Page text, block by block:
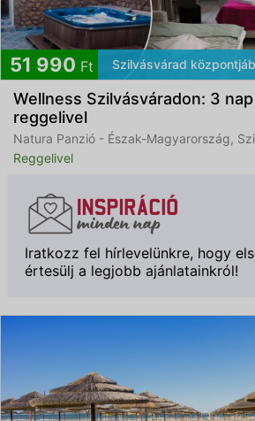
51 990 Ft Szilvásvárad
Wellness Szilvásváradon: 3
reggelivel
Natura Panzió - Észak-Magyarország,
Reggelivel
Iratkozz fel hírlevelünkre, hogy
értesülj a legjobb ajánlatainkról!